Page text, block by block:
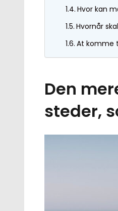
Hvor kan
Hvornår
At komme
Den
steder,